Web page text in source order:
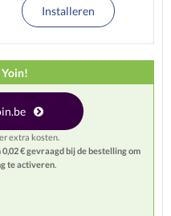
Installeren
extra kosten.
€ gevraagd bij de bestelling om
te activeren